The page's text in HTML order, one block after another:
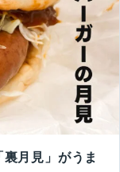
月見」がうま